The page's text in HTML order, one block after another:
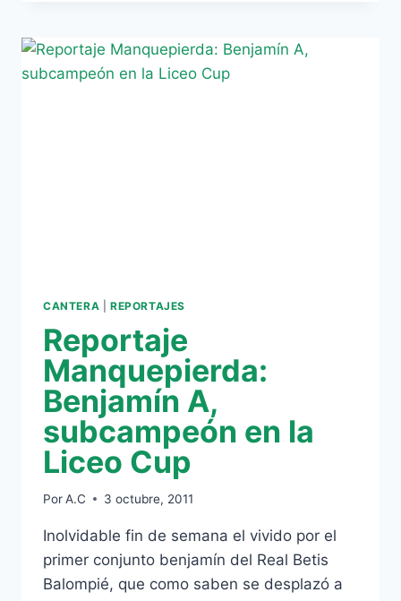
HOY,
FERREIRA
CANTERA REPORTAJES
Reportaje
Manquepierda:
Benjamín A,
subcampeón en la
Liceo Cup
PorA.C 3 octubre, 2011
Inolvidable fin de semana el vivido por el
primer conjunto benjamín del Real Betis
Balompié, que como saben se desplazó a